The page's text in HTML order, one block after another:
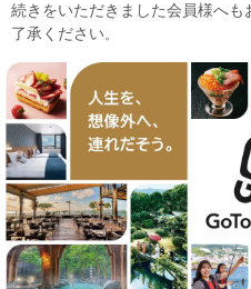
続きをいただきました会員様へ
了承ください。